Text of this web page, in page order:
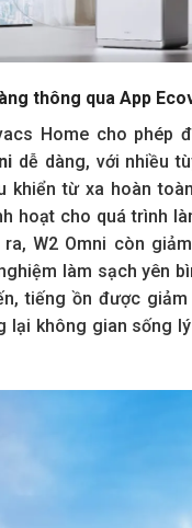
thông qua App
Home cho phép
i dễ dàng, với nhiều
khiển từ xa hoàn
hoạt cho quá trình
ra, W2 Omni còn
làm sạch yên
tiếng ồn được
lại không gian sống